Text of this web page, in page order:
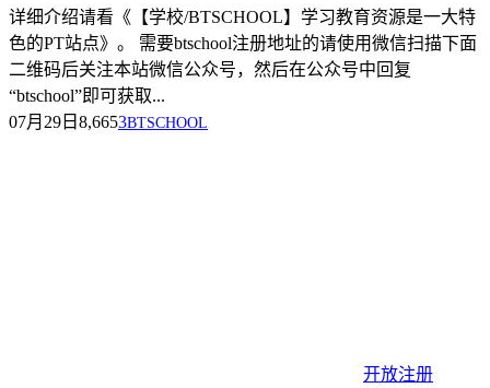
详细介绍请看《【学校/BTSCHOOL】学习教育资源是一大特
色的PT站点》。 需要btschool注册地址的请使用微信扫描下面
二维码后关注本站微信公众号，然后在公众号中回复
“btschool”即可获取...
07月29日 8,6653BTSCHOOL
开放注册